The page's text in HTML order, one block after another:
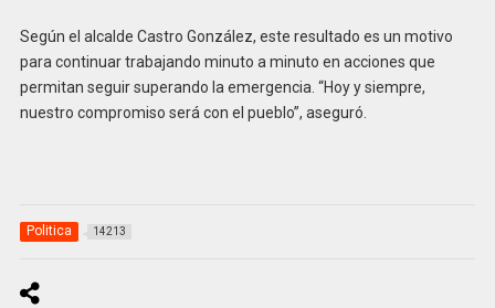
Según el alcalde Castro González, este resultado es un motivo
para continuar trabajando minuto a minuto en acciones que
permitan seguir superando la emergencia. “Hoy y siempre,
nuestro compromiso será con el pueblo”, aseguró.
Politica 14213